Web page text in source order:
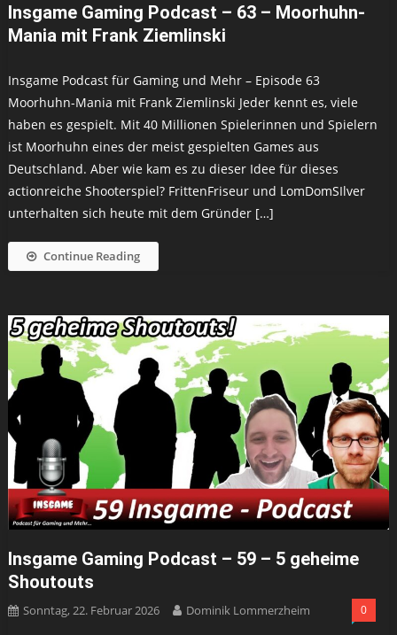
Insgame Gaming Podcast – 63 – Moorhuhn-
Mania mit Frank Ziemlinski
Insgame Podcast für Gaming und Mehr – Episode 63
Moorhuhn-Mania mit Frank Ziemlinski Jeder kennt es, viele
haben es gespielt. Mit 40 Millionen Spielerinnen und Spielern
ist Moorhuhn eines der meist gespielten Games aus
Deutschland. Aber wie kam es zu dieser Idee für dieses
actionreiche Shooterspiel? FrittenFriseur und LomDomSIlver
unterhalten sich heute mit dem Gründer […]
Continue Reading
Insgame Gaming Podcast – 59 – 5 geheime
Shoutouts
Sonntag, 22. Februar 2026 Dominik Lommerzheim 0